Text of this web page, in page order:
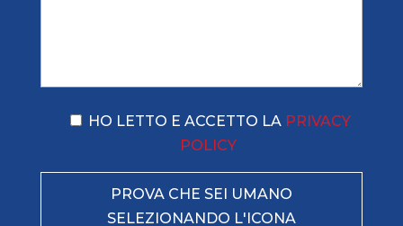
HO LETTO E ACCETTO LA PRIVACY
POLICY
PROVA CHE SEI UMANO
SELEZIONANDO L'ICONA